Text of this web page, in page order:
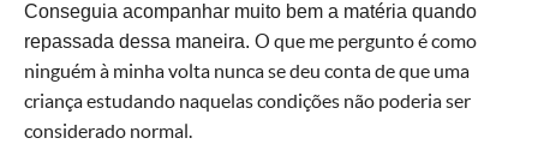
Conseguia acompanhar muito bem a matéria quando
repassada dessa maneira. O que me pergunto é como
ninguém à minha volta nunca se deu conta de que uma
criança estudando naquelas condições não poderia ser
considerado normal.